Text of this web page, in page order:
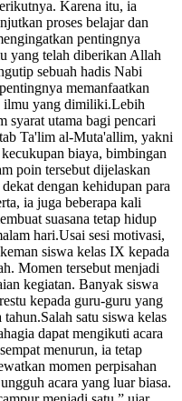
Karena itu, ia
proses belajar dan
pentingnya
yang telah diberikan Allah
sebuah hadis Nabi
memanfaatkan
ilmu yang dimiliki.Lebih
syarat utama bagi pencari
Ta'lim al-Muta'allim, yakni
biaya, bimbingan
poin tersebut dijelaskan
dengan kehidupan para
ia juga beberapa kali
suasana tetap hidup
hari.Usai sesi motivasi,
siswa kelas IX kepada
Momen tersebut menjadi
kegiatan. Banyak siswa
kepada guru-guru yang
satu siswa kelas
dapat mengikuti acara
menurun, ia tetap
momen perpisahan
acara yang luar biasa.